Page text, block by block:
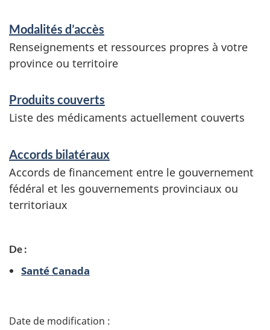
s
e
t
r
e
s
e
i
n
m
n
Modalités d’accès
Renseignements et ressources propres à votre
province ou territoire
Produits couverts
Liste des médicaments actuellement couverts
Accords bilatéraux
Accords de financement entre le gouvernement
fédéral et les gouvernements provinciaux ou
territoriaux
De :
Santé Canada
D